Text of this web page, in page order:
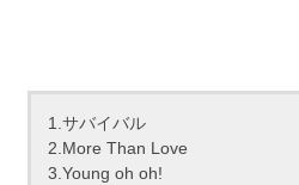
1.サバイバル
2.More Than Love
3.Young oh oh!